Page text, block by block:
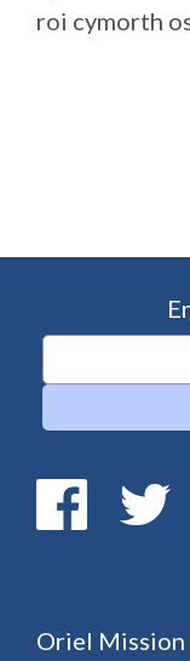
roi cymorth
Oriel Mission